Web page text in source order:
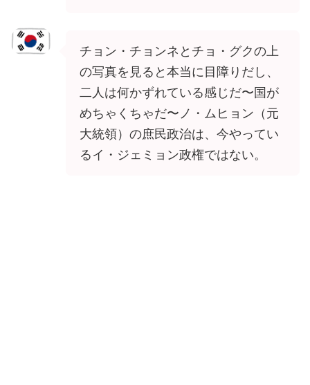
チョン・チョンネとチョ・グクの上
の写真を見ると本当に目障りだし、
二人は何かずれている感じだ〜国が
めちゃくちゃだ〜ノ・ムヒョン（元
大統領）の庶民政治は、今やってい
るイ・ジェミョン政権ではない。